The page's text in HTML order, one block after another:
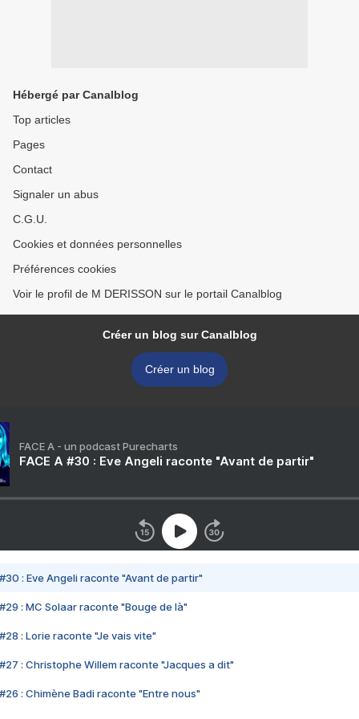
Hébergé par Canalblog
Top articles
Pages
Contact
Signaler un abus
C.G.U.
Cookies et données personnelles
Préférences cookies
Voir le profil de M DERISSON sur le portail Canalblog
Créer un blog sur Canalblog
Créer un blog
FACE A - un podcast Purecharts
FACE A #30 : Eve Angeli raconte "Avant de partir"
#30 : Eve Angeli raconte "Avant de partir"
#29 : MC Solaar raconte "Bouge de là"
#28 : Lorie raconte "Je vais vite"
#27 : Christophe Willem raconte "Jacques a dit"
#26 : Chimène Badi raconte "Entre nous"